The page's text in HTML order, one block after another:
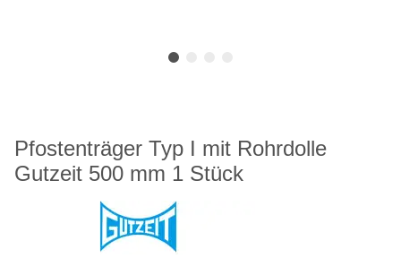
Pfostenträger Typ I mit Rohrdolle
Gutzeit 500 mm 1 Stück